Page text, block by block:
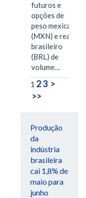
futuros e
opções de
peso mexicano
(MXN) e real
brasileiro
(BRL) de
volume…
1 23 >
>>
Produção
da
indústria
brasileira
cai 1,8% de
maio para
junho